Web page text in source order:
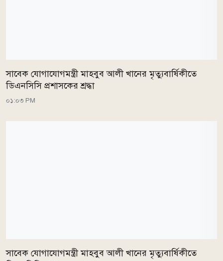
সাবেক যোগাযোগমন্ত্রী মাহবুব আলী খানের মৃত্যুবার্ষিকীতে
ডিএনসিসি প্রশাসকের শ্রদ্ধা
০১:০৩ PM
সাবেক যোগাযোগমন্ত্রী মাহবুব আলী খানের মৃত্যুবার্ষিকীতে